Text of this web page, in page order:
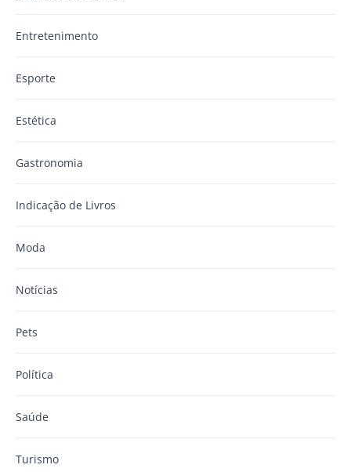
Entretenimento
Esporte
Estética
Gastronomia
Indicação de Livros
Moda
Notícias
Pets
Política
Saúde
Turismo